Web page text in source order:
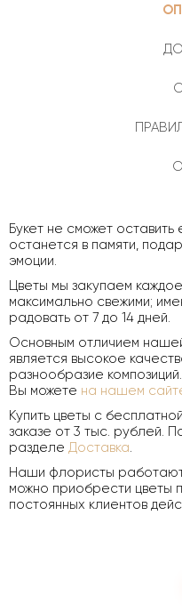
Букет не сможет
останется в памяти,
эмоции.
Цветы мы закупаем
максимально свежими;
радовать от 7 до 14 дней.
Основным отличием
является высокое
разнообразие
Вы можете на нашем
Купить цветы с
заказе от 3 тыс. рублей.
разделе Доставка.
Наши флористы
можно приобрести цветы
постоянных клиентов